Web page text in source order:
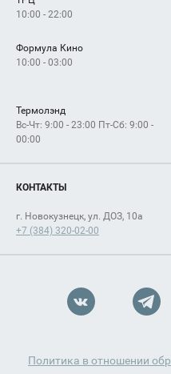
Как добраться
10:00 - 22:00
Формула Кино
10:00 - 03:00
Термолэнд
Вс-Чт: 9:00 - 23:00 Пт-Сб: 9:00 -
00:00
КОНТАКТЫ
г. Новокузнецк, ул. ДОЗ, 10а
+7 (384) 320-02-00
Политика в отношении